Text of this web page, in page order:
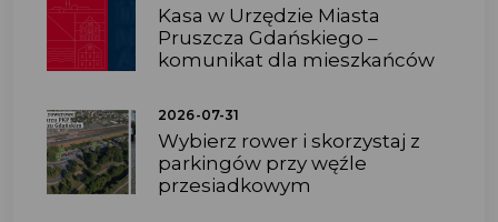
Kasa w Urzędzie Miasta
Pruszcza Gdańskiego –
komunikat dla mieszkańców
2026-07-31
Wybierz rower i skorzystaj z
parkingów przy węźle
przesiadkowym